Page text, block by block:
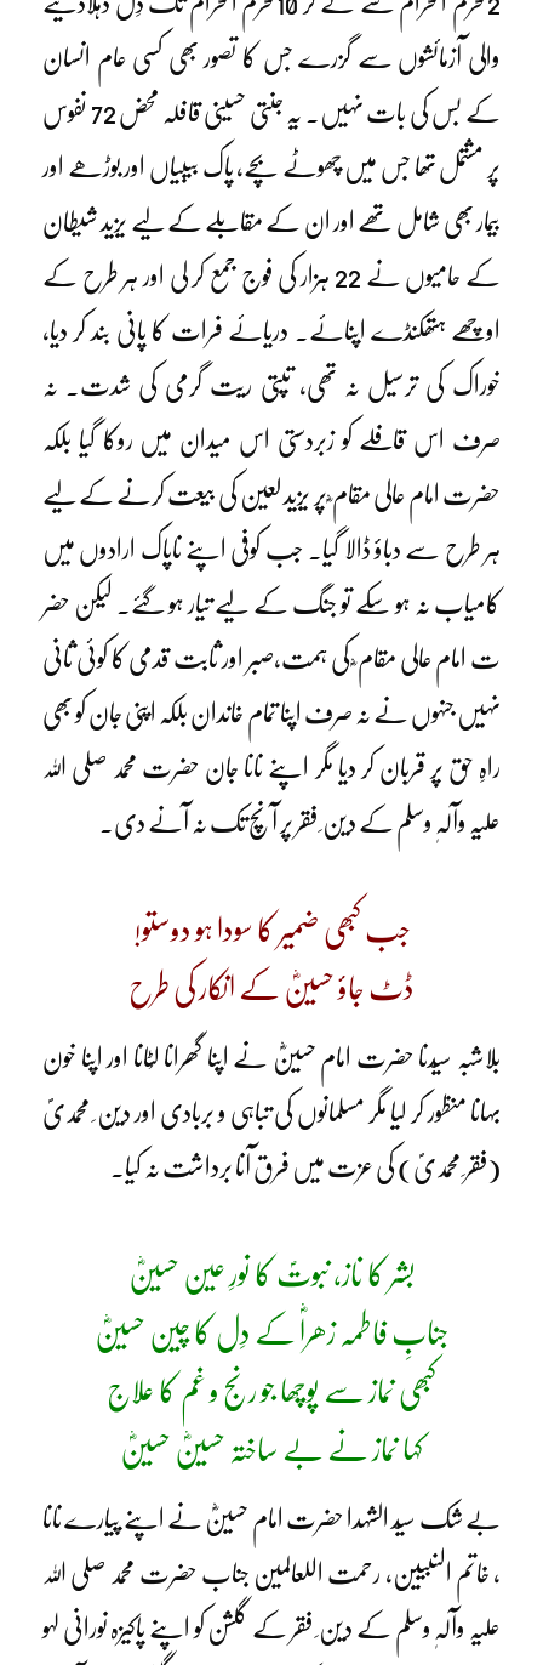
والی آزمائشوں سے گزرے جس کا تصور بھی کسی عام انسان
کے بس کی بات نہیں۔ یہ جنتی حسینی قافلہ محض 72 نفوس
پر مشتمل تھا جس میں چھوٹے بچے، پاک بیبیاں اور بوڑھے اور
بیمار بھی شامل تھے اور ان کے مقابلے کے لیے یزید شیطان
کے حامیوں نے 22 ہزار کی فوج جمع کر لی اور ہر طرح کے
اوچھے ہتھکنڈے اپنائے۔ دریائے فرات کا پانی بند کر دیا،
خوراک کی ترسیل نہ تھی، تپتی ریت گرمی کی شدت۔ نہ
صرف اس قافلے کو زبردستی اس میدان میں روکا گیا بلکہ
حضرت امام عالی مقام ؓ پر یزید لعین کی بیعت کرنے کے لیے
ہر طرح سے دباؤ ڈالا گیا۔ جب کوفی اپنے ناپاک ارادوں میں
کامیاب نہ ہو سکے تو جنگ کے لیے تیار ہو گئے۔ لیکن حضر
ت امام عالی مقام ؓ کی ہمت،صبر اور ثابت قدمی کا کوئی ثانی
نہیں جنہوں نے نہ صرف اپنا تمام خاندان بلکہ اپنی جان کو بھی
راہِ حق پر قربان کر دیا مگر اپنے نانا جان حضرت محمد صلی اللہ
علیہ وآلہٖ وسلم کے دین ِ فقر پر آنچ تک نہ آنے دی۔
جب کبھی ضمیر کا سودا ہو دوستو!
ڈٹ جاؤ حسینؓ کے انکار کی طرح
بلاشبہ سیّدنا حضرت امام حسینؓ نے اپنا گھرانا لُٹانا اور اپنا خون
بہانا منظور کر لیا مگر مسلمانوں کی تباہی و بربادی اور دین ِ محمدیؐ
(فقر ِ محمدیؐ) کی عزت میں فرق آنا برداشت نہ کیا۔
بشر کا ناز، نبوتؐ کا نورِ عین حسینؓ
جنابِ فاطمہ زھراؓ کے دِل کا چین حسینؓ
کبھی نماز سے پوچھا جو رنج و غم کا علاج
کہا نماز نے بے ساختہ حسینؓ حسینؓ
بے شک سیّد الشہدا حضرت امام حسینؓ نے اپنے پیارے نانا
، خاتم النبیین، رحمت اللعالمین جناب حضرت محمد صلی اللہ
علیہ وآلہٖ وسلم کے دین ِ فقر کے گلشن کو اپنے پاکیزہ نورانی لہو